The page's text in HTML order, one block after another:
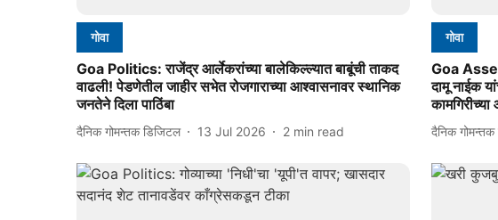
गोवा
Goa Politics: राजेंद्र आर्लेकरांच्या बालेकिल्ल्यात बाबूंची ताकद
वाढली! पेडणेतील जाहीर सभेत रोजगाराच्या आश्वासनावर स्थानिक
जनतेने दिला पाठिंबा
दैनिक गोमन्तक डिजिटल 13 Jul 2026 2 min read
गोवा
Goa
दामू नाईक
दैनिक